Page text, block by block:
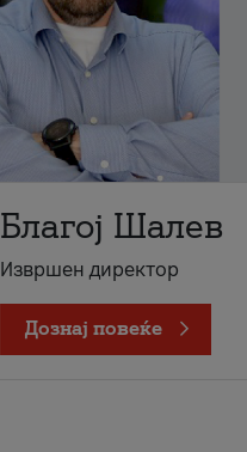
Благој Шалев
Извршен директор
Дознај повеќе